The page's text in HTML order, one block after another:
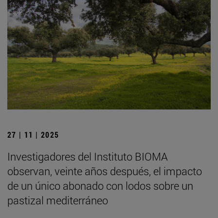
27 | 11 | 2025
Investigadores del Instituto BIOMA
observan, veinte años después, el impacto
de un único abonado con lodos sobre un
pastizal mediterráneo